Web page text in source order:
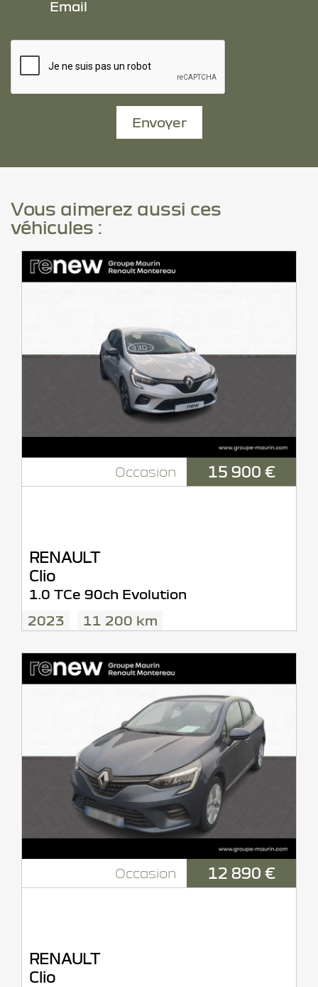
Email
Envoyer
Vous aimerez aussi ces
véhicules :
Occasion 15 900 €
RENAULT
Clio
1.0 TCe 90ch Evolution
2023
11 200 km
Occasion 12 890 €
RENAULT
Clio